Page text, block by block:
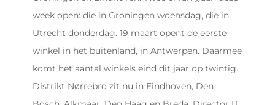
week open: die in Groningen woensdag, die in
Utrecht donderdag. 19 maart opent de eerste
winkel in het buitenland, in Antwerpen. Daarmee
komt het aantal winkels eind dit jaar op twintig.
Distrikt Nørrebro zit nu in Eindhoven, Den